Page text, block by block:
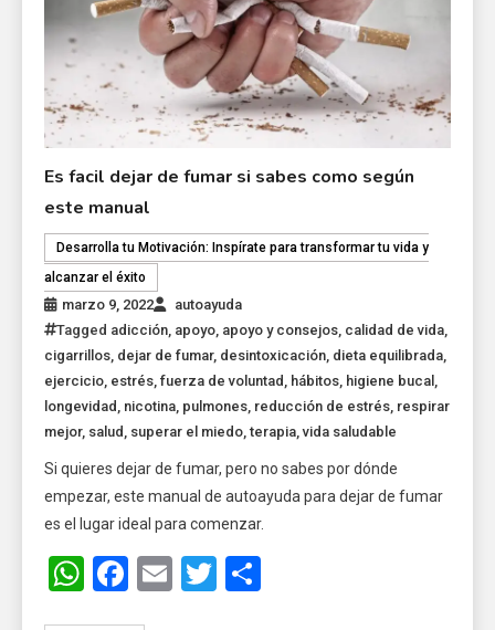
Es facil dejar de fumar si sabes como según
este manual
Desarrolla tu Motivación: Inspírate para transformar tu vida y
alcanzar el éxito
marzo 9, 2022
autoayuda
Tagged adicción, apoyo, apoyo y consejos, calidad de vida,
cigarrillos, dejar de fumar, desintoxicación, dieta equilibrada,
ejercicio, estrés,fuerza de voluntad , hábitos, higiene bucal ,
longevidad , nicotina, pulmones, reducción de estrés, respirar
mejor, salud , superar el miedo,terapia,vida saludable
Si quieres dejar de fumar, pero no sabes por dónde
empezar, este manual de autoayuda para dejar de fumar
es el lugar ideal para comenzar.
WhatsApp
Facebook
EmailTwitter